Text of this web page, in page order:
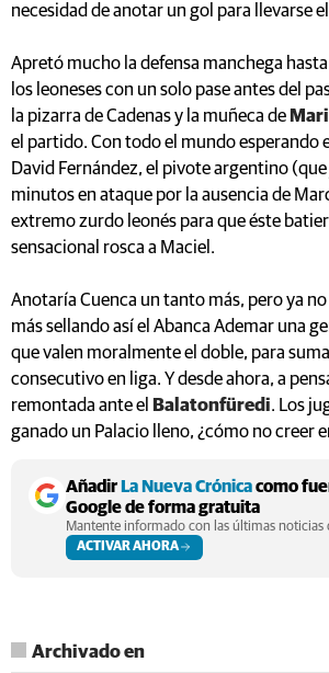
necesidad de anotar un gol para llevarse
Apretó mucho la defensa manchega
los leoneses con un solo pase antes del
la pizarra de Cadenas y la muñeca de
el partido. Con todo el mundo esperando
David Fernández, el pivote argentino
minutos en ataque por la ausencia de
extremo zurdo leonés para que éste
sensacional rosca a Maciel.
Anotaría Cuenca un tanto más, pero ya
más sellando así el Abanca Ademar una
que valen moralmente el doble, para
consecutivo en liga. Y desde ahora, a
remontada ante el
Balatonfüredi. Los
ganado un Palacio lleno, ¿cómo no creer
AñadirLa Nueva Crónicacomo
Google de forma gratuita
Mantente informado con las últimas noticias
ACTIVAR AHORA
Archivado en